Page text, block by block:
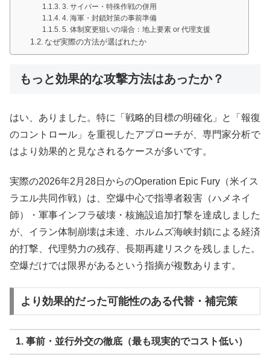
3. サイバー・特殊作戦の併用
4. 海軍・封鎖対策の事前準備
5. 体制変更狙いの場合：地上要素 or 代理支援
なぜ実際の方法が選ばれたか
もっと効果的な攻撃方法はあったか？
はい、ありました。特に「戦略的目標の明確化」と「報復
のコントロール」を重視したアプローチが、専門家分析で
はより効果的と見なされるケースが多いです。
実際の2026年2月28日からのOperation Epic Fury（米イス
ラエル共同作戦）は、空爆中心で指導者殺害（ハメネイ
師）・軍事インフラ破壊・核施設追加打撃を達成しました
が、イラン体制崩壊は未達、ホルムズ海峡封鎖による経済
的打撃、代理勢力の残存、長期再建リスクを残しました。
空爆だけでは限界があるという指摘が複数あります。
より効果的だった可能性のある代替・補完策
1. 事前・並行外交の徹底（最も現実的でコスト低い）